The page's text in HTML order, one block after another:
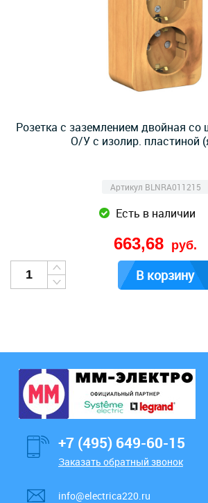
Розетка с заземлением двойная
О/У с изолир. пластиной
Артикул BLNRA011215
Есть в наличии
663,68 руб.
В корзину
+7 (495) 649-60-15
Заказать обратный звонок
info@electrica220.ru